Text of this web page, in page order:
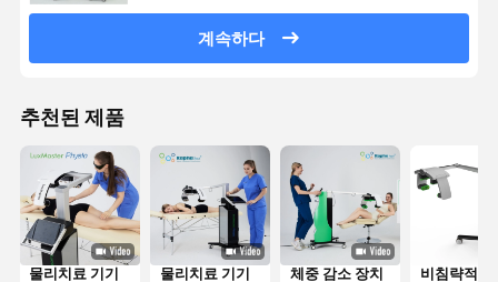
계속하다
추천된 제품
물리치료 기기
물리치료 기기
체중 감소 장치
비침략적인